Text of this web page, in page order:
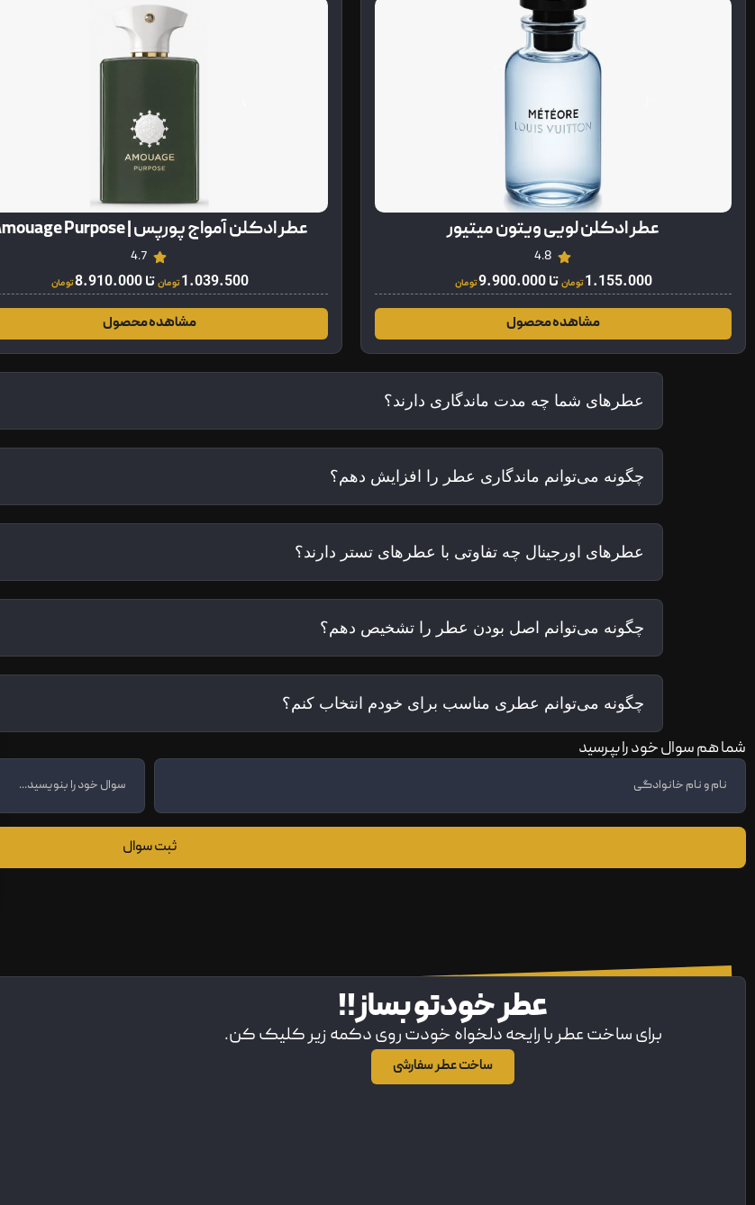
عطر ادکلن لویی ویتون میتیور
4.8
1.155.000تومان تا9.900.000تومان
مشاهده محصول
عطر ادکلن آمواج پورپس | Amouage Purpose
4.7
1.039.500تومان تا8.910.000تومان
مشاهده محصول
عطرهای شما چه مدت ماندگاری دارند؟
چگونه می‌توانم ماندگاری عطر را افزایش دهم؟
عطرهای اورجینال چه تفاوتی با عطرهای تستر دارند؟
چگونه می‌توانم اصل بودن عطر را تشخیص دهم؟
چگونه می‌توانم عطری مناسب برای خودم انتخاب کنم؟
شما هم سوال خود را بپرسید
ثبت سوال
عطر خودتو بساز!!
برای ساخت عطر با رایحه دلخواه خودت روی دکمه زیر کلیک کن.
ساخت عطر سفارشی